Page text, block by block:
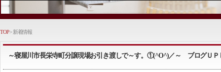
TOP> 新着情報
～寝屋川市長栄寺町分譲現場お引き渡しで～す。①(^O^)／～ ブログＵＰ